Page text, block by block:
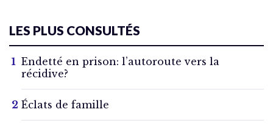
LES PLUS CONSULTÉS
Endetté en prison: l’autoroute vers la
récidive?
Éclats de famille